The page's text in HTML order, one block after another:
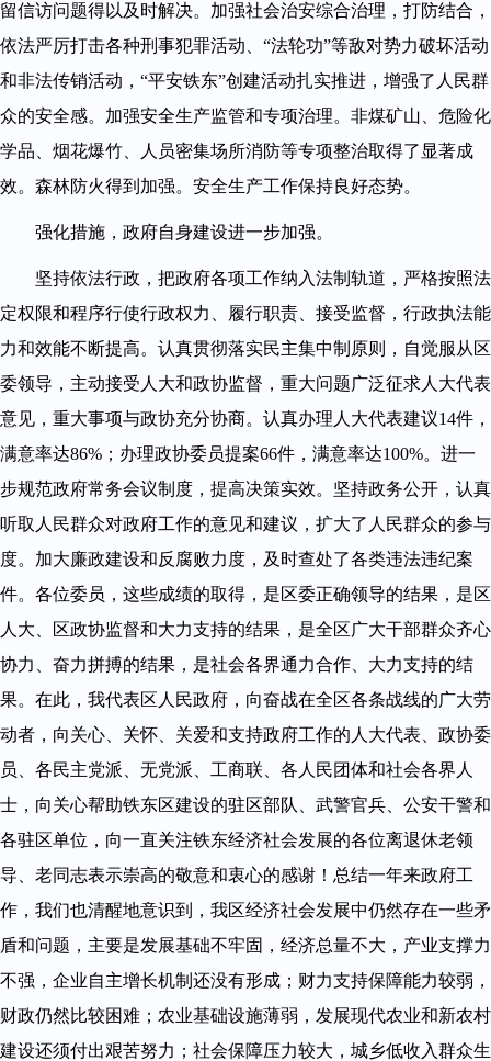
留信访问题得以及时解决。加强社会治安综合治理，打防结合，
依法严厉打击各种刑事犯罪活动、“法轮功”等敌对势力破坏活动
和非法传销活动，“平安铁东”创建活动扎实推进，增强了人民群
众的安全感。加强安全生产监管和专项治理。非煤矿山、危险化
学品、烟花爆竹、人员密集场所消防等专项整治取得了显著成
效。森林防火得到加强。安全生产工作保持良好态势。
强化措施，政府自身建设进一步加强。
坚持依法行政，把政府各项工作纳入法制轨道，严格按照法
定权限和程序行使行政权力、履行职责、接受监督，行政执法能
力和效能不断提高。认真贯彻落实民主集中制原则，自觉服从区
委领导，主动接受人大和政协监督，重大问题广泛征求人大代表
意见，重大事项与政协充分协商。认真办理人大代表建议14件，
满意率达86%；办理政协委员提案66件，满意率达100%。进一
步规范政府常务会议制度，提高决策实效。坚持政务公开，认真
听取人民群众对政府工作的意见和建议，扩大了人民群众的参与
度。加大廉政建设和反腐败力度，及时查处了各类违法违纪案
件。各位委员，这些成绩的取得，是区委正确领导的结果，是区
人大、区政协监督和大力支持的结果，是全区广大干部群众齐心
协力、奋力拼搏的结果，是社会各界通力合作、大力支持的结
果。在此，我代表区人民政府，向奋战在全区各条战线的广大劳
动者，向关心、关怀、关爱和支持政府工作的人大代表、政协委
员、各民主党派、无党派、工商联、各人民团体和社会各界人
士，向关心帮助铁东区建设的驻区部队、武警官兵、公安干警和
各驻区单位，向一直关注铁东经济社会发展的各位离退休老领
导、老同志表示崇高的敬意和衷心的感谢！总结一年来政府工
作，我们也清醒地意识到，我区经济社会发展中仍然存在一些矛
盾和问题，主要是发展基础不牢固，经济总量不大，产业支撑力
不强，企业自主增长机制还没有形成；财力支持保障能力较弱，
财政仍然比较困难；农业基础设施薄弱，发展现代农业和新农村
建设还须付出艰苦努力；社会保障压力较大，城乡低收入群众生